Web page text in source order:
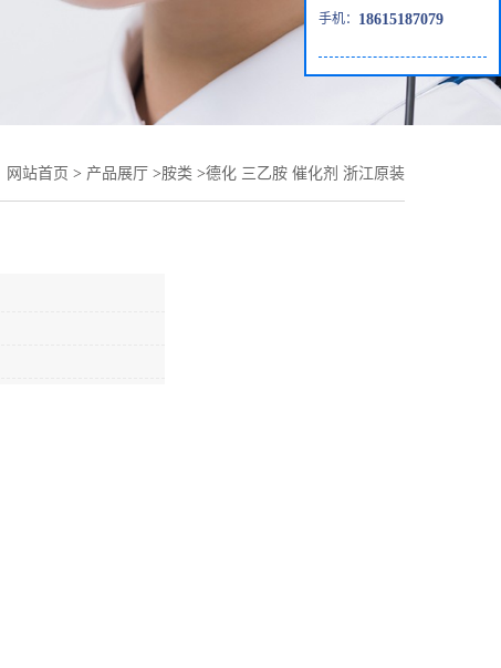
网站首页 > 产品展厅 >胺类 >德化 三乙胺 催化剂 浙江原装
手机： 18615187079